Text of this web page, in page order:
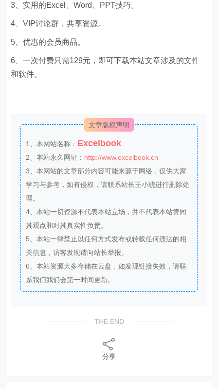
3、实用的Excel、Word、PPT技巧。
4、VIP讨论群，共享资源。
5、优惠的会员商品。
6、一次付费只需129元，即可下载本站文章涉及的文件
和软件。
文章版权声明
1、本网站名称： Excelbook
2、本站永久网址： http://www.excelbook.cn
3、本网站的文章部分内容可能来源于网络，仅供大家
学习与参考，如有侵权，请联系站长王小琥进行删除处
理。
4、本站一切资源不代表本站立场，并不代表本站赞同
其观点和对其真实性负责。
5、本站一律禁止以任何方式发布或转载任何违法的相
关信息，访客发现请向站长举报。
6、本站资源大多存储在云盘，如发现链接失效，请联
系我们我们会第一时间更新。
THE END
分享